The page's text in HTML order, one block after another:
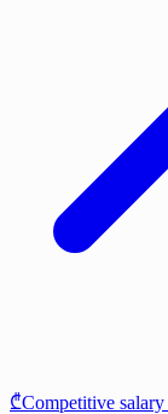
₾Competitive salary